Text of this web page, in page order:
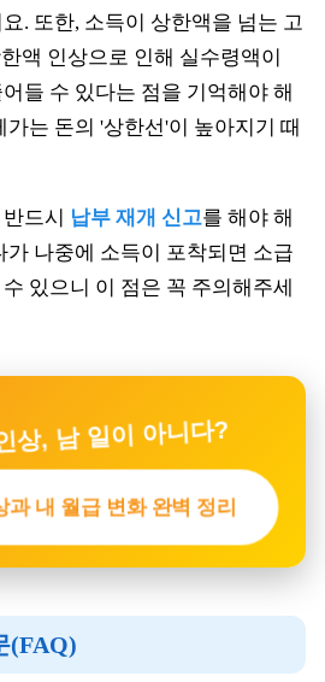
. 또한, 소득이 상한액을 넘는 고
액 인상으로 인해 실수령액이
들 수 있다는 점을 기억해야 해
가는 돈의 '상한선'이 높아지기 때
드시 납부 재개 신고를 해야 해
가 나중에 소득이 포착되면 소급
있으니 이 점은 꼭 주의해주세
상, 남 일이 아니다?
과 내 월급 변화 완벽 정리
(FAQ)